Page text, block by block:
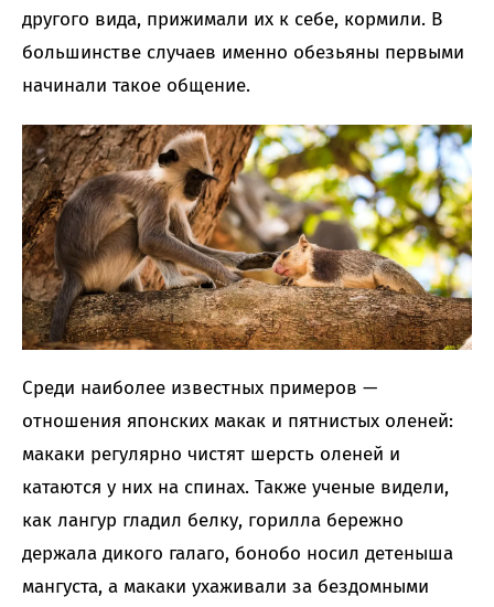
другого вида, прижимали их к себе, кормили. В
большинстве случаев именно обезьяны первыми
начинали такое общение.
Среди наиболее известных примеров —
отношения японских макак и пятнистых оленей:
макаки регулярно чистят шерсть оленей и
катаются у них на спинах. Также ученые видели,
как лангур гладил белку, горилла бережно
держала дикого галаго, бонобо носил детеныша
мангуста, а макаки ухаживали за бездомными